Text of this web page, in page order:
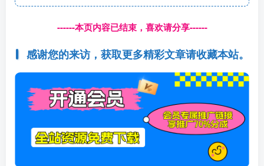
------本页内容已结束，喜欢请分享------
感谢您的来访，获取更多精彩文章请收藏本站。